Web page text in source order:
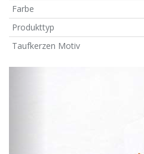
Farbe
Produkttyp
Taufkerzen Motiv